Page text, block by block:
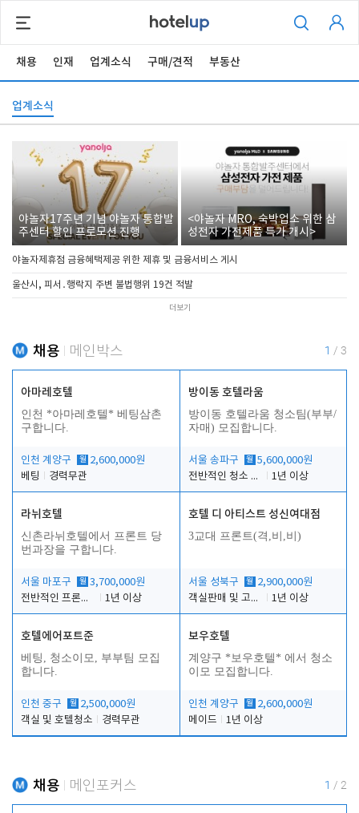
채용 인재 업계소식 구매/견적 부동산
업계소식
야놀자17주년 기념 야놀자 통합발
주센터 할인 프로모션 진행
<야놀자 MRO, 숙박업소 위한 삼
성전자 가전제품 특가 개시>
야놀자제휴점 금융혜택제공 위한 제휴 및 금융서비스 게시
울산시, 피서․행락지 주변 불법행위 19건 적발
더보기
채용 메인박스 1 / 3
아마레호텔
인천 *아마레호텔* 베팅삼촌
구합니다.
인천 계양구 월 2,600,000원
베팅
경력무관
방이동 호텔라움
방이동 호텔라움 청소팀(부부/
자매) 모집합니다.
서울 송파구 월 5,600,000원
전반적인 청소 업무(객실청소.객실정리)
1년 이상
라뉘호텔
신촌라뉘호텔에서 프론트 당
번과장을 구합니다.
서울 마포구 월 3,700,000원
전반적인 프론트 당번업무
1년 이상
호텔 디 아티스트 성신여대점
3교대 프론트(격,비,비)
서울 성북구 월 2,900,000원
객실판매 및 고객응대
1년 이상
호텔에어포트준
베팅, 청소이모, 부부팀 모집
합니다.
인천 중구 월 2,500,000원
객실 및 호텔청소
경력무관
보우호텔
계양구 *보우호텔* 에서 청소
이모 모집합니다.
인천 계양구 월 2,600,000원
메이드
1년 이상
채용 메인포커스 1 / 2